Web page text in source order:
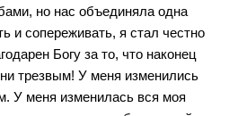
но нас объединяла одна
и сопереживать, я стал честно
Богу за то, что наконец
трезвым! У меня изменились
У меня изменилась вся моя